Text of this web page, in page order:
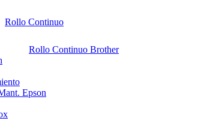
Rollo Continuo
Rollo Continuo Brother
Epson